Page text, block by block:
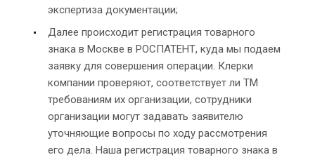
экспертиза документации;
Далее происходит регистрация товарного
знака в Москве в РОСПАТЕНТ, куда мы подаем
заявку для совершения операции. Клерки
компании проверяют, соответствует ли ТМ
требованиям их организации, сотрудники
организации могут задавать заявителю
уточняющие вопросы по ходу рассмотрения
его дела. Наша регистрация товарного знака в